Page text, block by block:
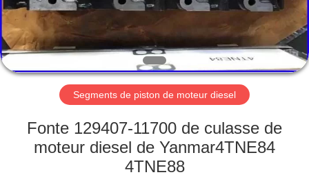
A
PROPOS
DE
NOUS
VISITE
Segments de piston de moteur diesel
Fonte 129407-11700 de culasse de
moteur diesel de Yanmar4TNE84
4TNE88